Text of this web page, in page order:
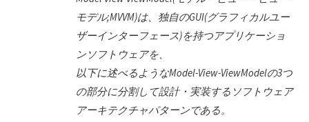
モデル;MVVM)は、独自のGUI(グラフィカルユー
ザーインターフェース)を持つアプリケーショ
ンソフトウェアを、
以下に述べるようなModel-View-ViewModelの3つ
の部分に分割して設計・実装するソフトウェア
アーキテクチャパターンである。